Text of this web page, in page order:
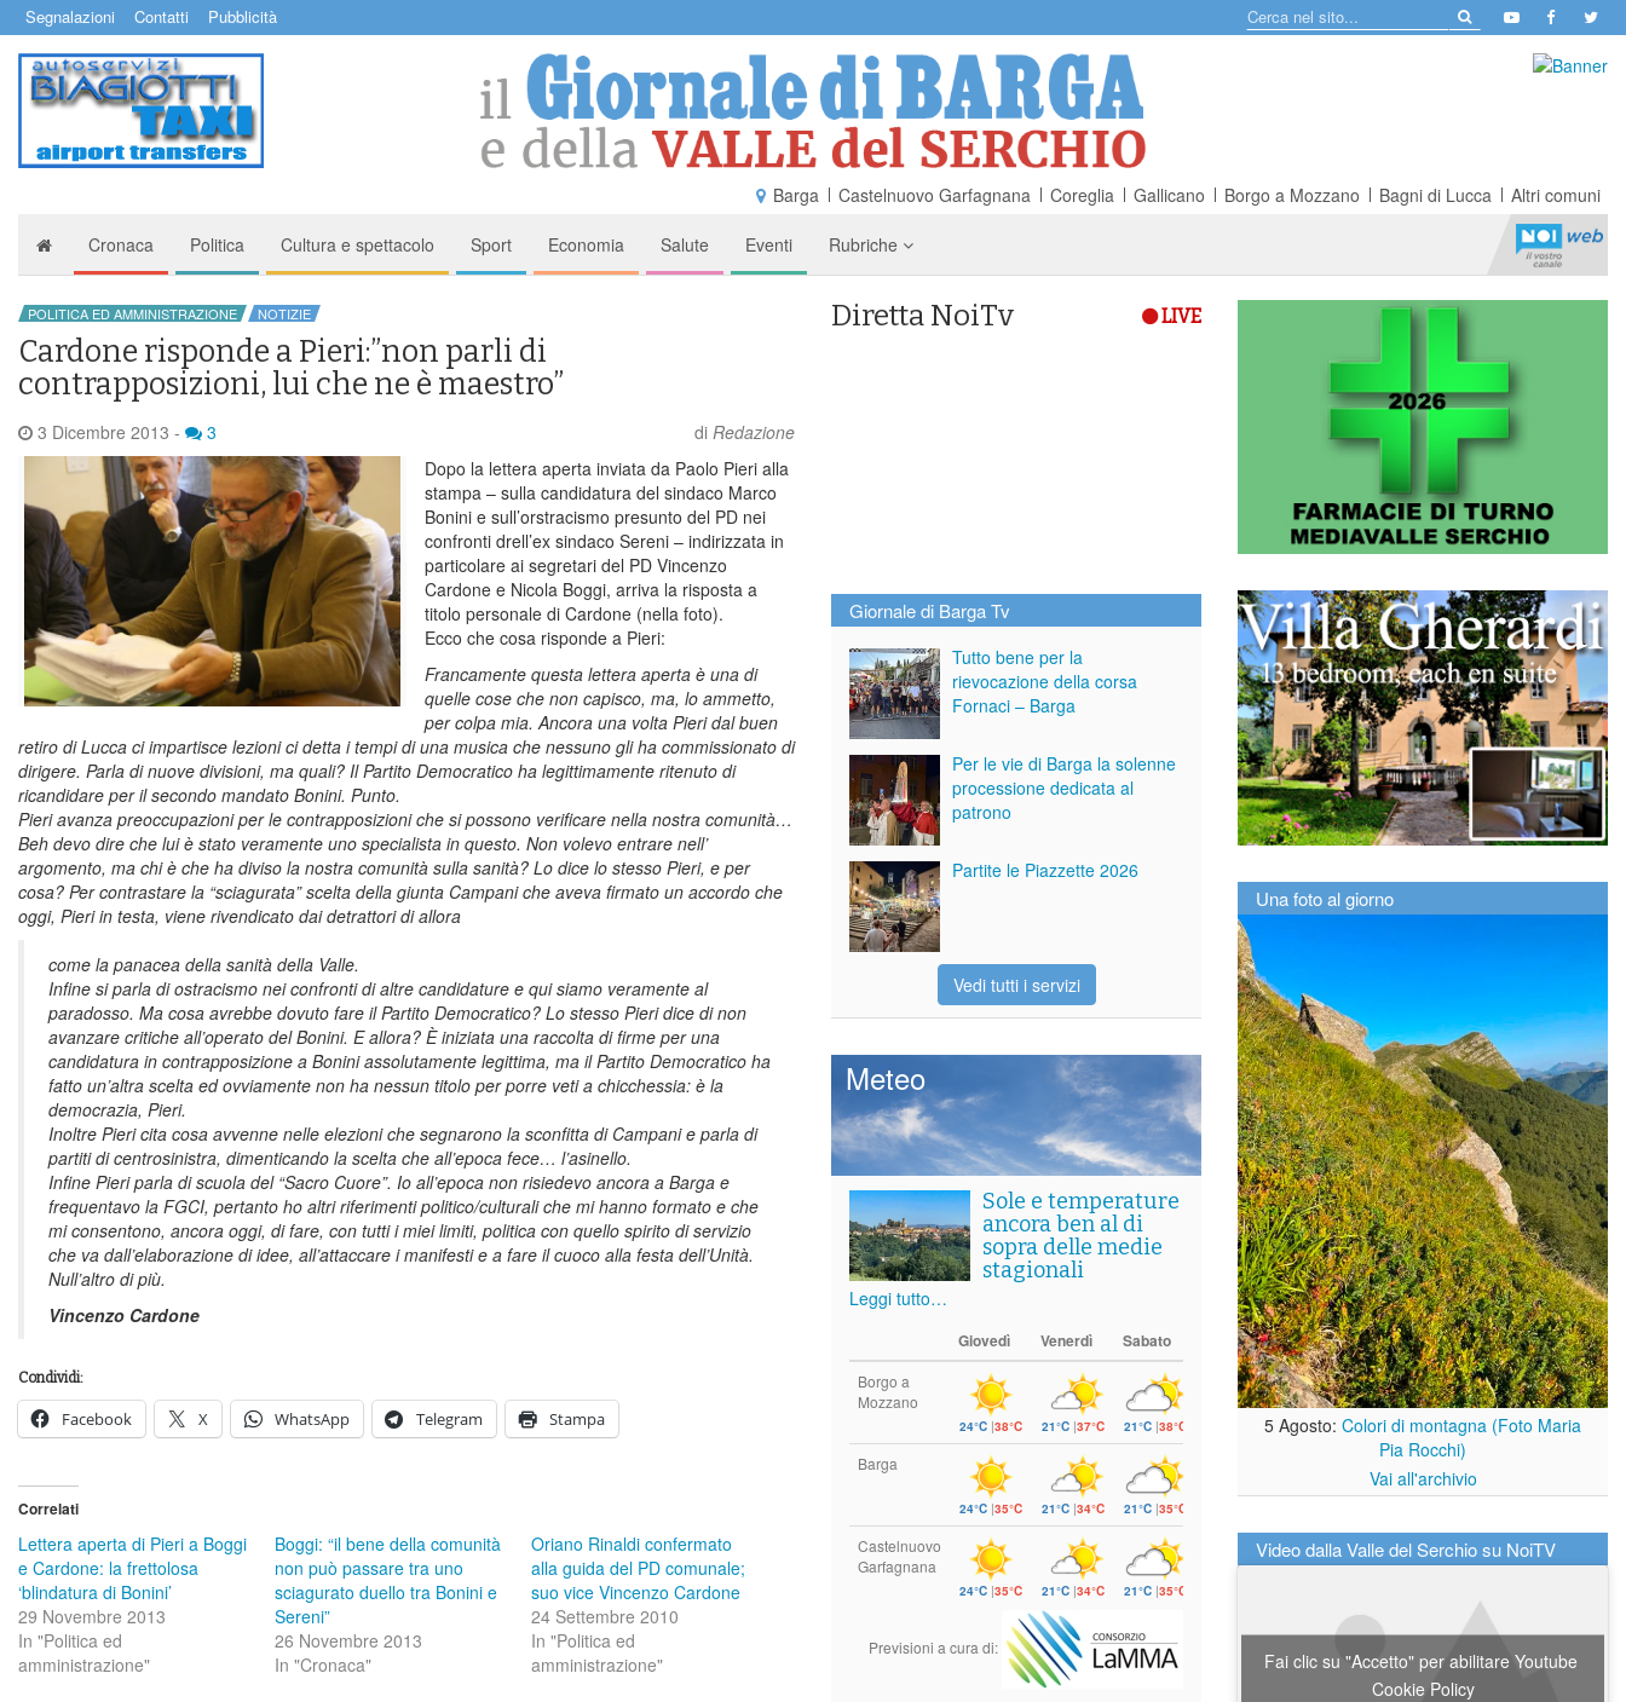
Segnalazioni Contatti Pubblicità
Barga Castelnuovo Garfagnana Coreglia Gallicano Borgo a Mozzano Bagni di Lucca Altri comuni
Cronaca Politica Cultura e spettacolo Sport Economia Salute Eventi Rubriche
POLITICA ED AMMINISTRAZIONE NOTIZIE
Cardone risponde a Pieri:”non parli di
contrapposizioni, lui che ne è maestro”
3 Dicembre 2013 - 3 di Redazione
Dopo la lettera aperta inviata da Paolo Pieri alla
stampa – sulla candidatura del sindaco Marco
Bonini e sull’orstracismo presunto del PD nei
confronti drell’ex sindaco Sereni – indirizzata in
particolare ai segretari del PD Vincenzo
Cardone e Nicola Boggi, arriva la risposta a
titolo personale di Cardone (nella foto).
Ecco che cosa risponde a Pieri:
Francamente questa lettera aperta è una di
quelle cose che non capisco, ma, lo ammetto,
per colpa mia. Ancora una volta Pieri dal buen
retiro di Lucca ci impartisce lezioni ci detta i tempi di una musica che nessuno gli ha commissionato di
dirigere. Parla di nuove divisioni, ma quali? Il Partito Democratico ha legittimamente ritenuto di
ricandidare per il secondo mandato Bonini. Punto.
Pieri avanza preoccupazioni per le contrapposizioni che si possono verificare nella nostra comunità…
Beh devo dire che lui è stato veramente uno specialista in questo. Non volevo entrare nell’
argomento, ma chi è che ha diviso la nostra comunità sulla sanità? Lo dice lo stesso Pieri, e per
cosa? Per contrastare la “sciagurata” scelta della giunta Campani che aveva firmato un accordo che
oggi, Pieri in testa, viene rivendicato dai detrattori di allora
come la panacea della sanità della Valle.
Infine si parla di ostracismo nei confronti di altre candidature e qui siamo veramente al
paradosso. Ma cosa avrebbe dovuto fare il Partito Democratico? Lo stesso Pieri dice di non
avanzare critiche all’operato del Bonini. E allora? È iniziata una raccolta di firme per una
candidatura in contrapposizione a Bonini assolutamente legittima, ma il Partito Democratico ha
fatto un’altra scelta ed ovviamente non ha nessun titolo per porre veti a chicchessia: è la
democrazia, Pieri.
Inoltre Pieri cita cosa avvenne nelle elezioni che segnarono la sconfitta di Campani e parla di
partiti di centrosinistra, dimenticando la scelta che all’epoca fece… l’asinello.
Infine Pieri parla di scuola del “Sacro Cuore”. Io all’epoca non risiedevo ancora a Barga e
frequentavo la FGCI, pertanto ho altri riferimenti politico/culturali che mi hanno formato e che
mi consentono, ancora oggi, di fare, con tutti i miei limiti, politica con quello spirito di servizio
che va dall’elaborazione di idee, all’attaccare i manifesti e a fare il cuoco alla festa dell’Unità.
Null’altro di più.
Vincenzo Cardone
Condividi:
Facebook X WhatsApp Telegram Stampa
Correlati
Lettera aperta di Pieri a Boggi
e Cardone: la frettolosa
‘blindatura di Bonini’
29 Novembre 2013
In "Politica ed
amministrazione"
Boggi: “il bene della comunità
non può passare tra uno
sciagurato duello tra Bonini e
Sereni”
26 Novembre 2013
In "Cronaca"
Oriano Rinaldi confermato
alla guida del PD comunale;
suo vice Vincenzo Cardone
24 Settembre 2010
In "Politica ed
amministrazione"
Diretta NoiTv LIVE
Giornale di Barga Tv
Tutto bene per la
rievocazione della corsa
Fornaci – Barga
Per le vie di Barga la solenne
processione dedicata al
patrono
Partite le Piazzette 2026
Vedi tutti i servizi
Meteo
Sole e temperature
ancora ben al di
sopra delle medie
stagionali
Leggi tutto…
Giovedì Venerdì Sabato
Borgo a
Mozzano
24°C |38°C 21°C |37°C 21°C |38°C
Barga
24°C |35°C 21°C |34°C 21°C |35°C
Castelnuovo
Garfagnana
24°C |35°C 21°C |34°C 21°C |35°C
Previsioni a cura di:
Una foto al giorno
5 Agosto: Colori di montagna (Foto Maria
Pia Rocchi)
Vai all'archivio
Video dalla Valle del Serchio su NoiTV
Fai clic su "Accetto" per abilitare Youtube
Cookie Policy